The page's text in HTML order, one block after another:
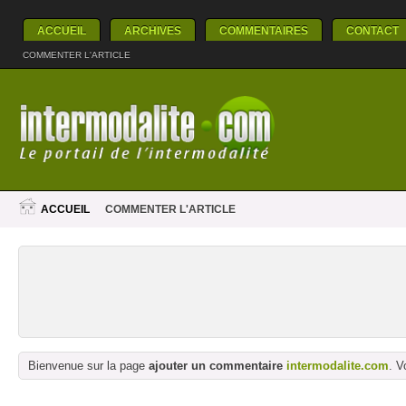
ACCUEIL ARCHIVES COMMENTAIRES CONTACT
COMMENTER L'ARTICLE
ACCUEIL COMMENTER L'ARTICLE
Bienvenue sur la page ajouter un commentaire intermodalite.com.